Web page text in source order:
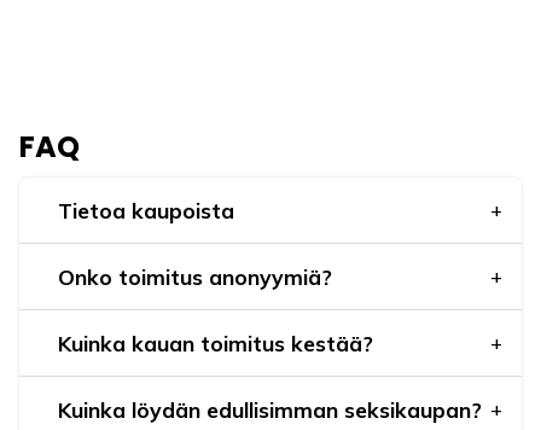
FAQ
Tietoa kaupoista
Onko toimitus anonyymiä?
Kuinka kauan toimitus kestää?
Kuinka löydän edullisimman seksikaupan?